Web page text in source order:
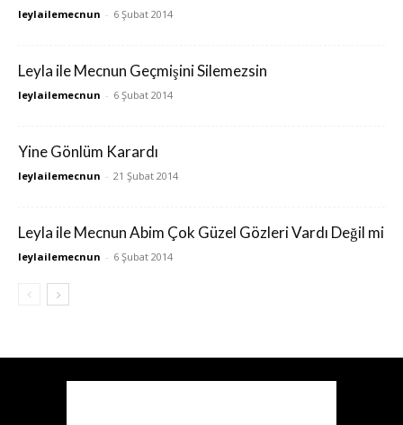
leylailemecnun - 6 Şubat 2014
Leyla ile Mecnun Geçmişini Silemezsin
leylailemecnun - 6 Şubat 2014
Yine Gönlüm Karardı
leylailemecnun - 21 Şubat 2014
Leyla ile Mecnun Abim Çok Güzel Gözleri Vardı Değil mi
leylailemecnun - 6 Şubat 2014